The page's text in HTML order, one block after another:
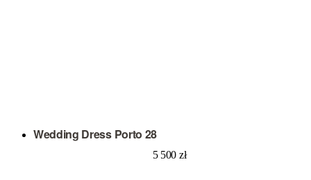
Wedding Dress Porto 28
5 500 zł